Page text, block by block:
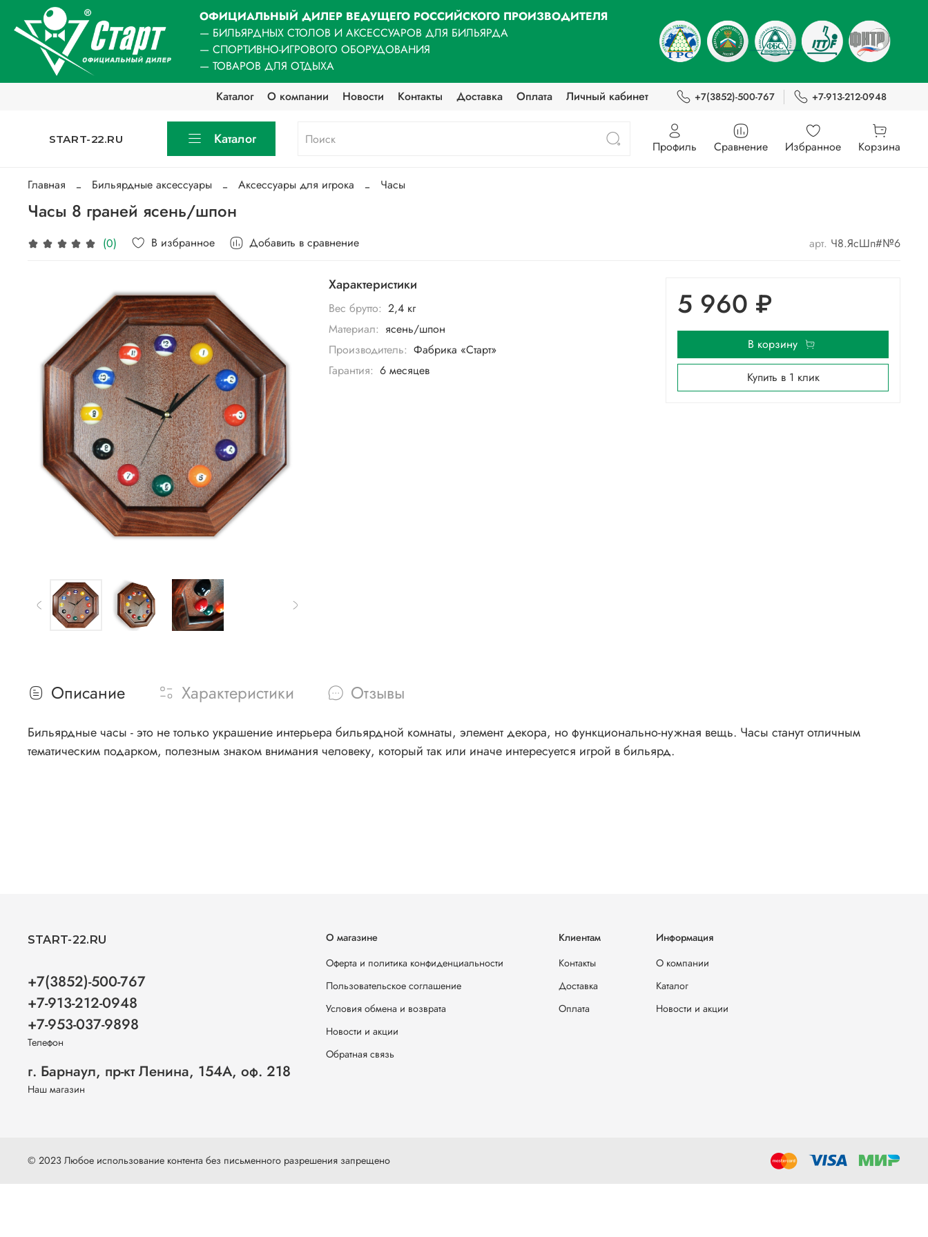
ОФИЦИАЛЬНЫЙ ДИЛЕР ВЕДУЩЕГО РОССИЙСКОГО ПРОИЗВОДИТЕЛЯ
— БИЛЬЯРДНЫХ СТОЛОВ И АКСЕССУАРОВ ДЛЯ БИЛЬЯРДА
— СПОРТИВНО-ИГРОВОГО ОБОРУДОВАНИЯ
— ТОВАРОВ ДЛЯ ОТДЫХА
Каталог
О компании Новости Контакты Доставка Оплата Личный кабинет +7(3852)-500-767 +7-913-212-0948
START-22.RU Каталог Профиль Сравнение Избранное Корзина
Главная Бильярдные аксессуары Аксессуары для игрока Часы
Часы 8 граней ясень/шпон
(0) В избранное Добавить в сравнение арт. Ч8.ЯсШп#№6
Характеристики
Вес брутто: 2,4 кг
Материал: ясень/шпон
Производитель: Фабрика «Старт»
Гарантия: 6 месяцев
5 960 ₽
В корзину
Купить в 1 клик
Описание Характеристики Отзывы
Бильярдные часы - это не только украшение интерьера бильярдной комнаты, элемент декора, но функционально-нужная вещь. Часы станут отличным
тематическим подарком, полезным знаком внимания человеку, который так или иначе интересуется игрой в бильярд.
О магазине
Оферта и политика конфиденциальности
Пользовательское соглашение
Условия обмена и возврата
Новости и акции
Обратная связь
Клиентам
Контакты
Доставка
Оплата
Информация
О компании
Каталог
Новости и акции
START-22.RU
+7(3852)-500-767
+7-913-212-0948
+7-953-037-9898
Телефон
г. Барнаул, пр-кт Ленина, 154А, оф. 218
Наш магазин
© 2023 Любое использование контента без письменного разрешения запрещено